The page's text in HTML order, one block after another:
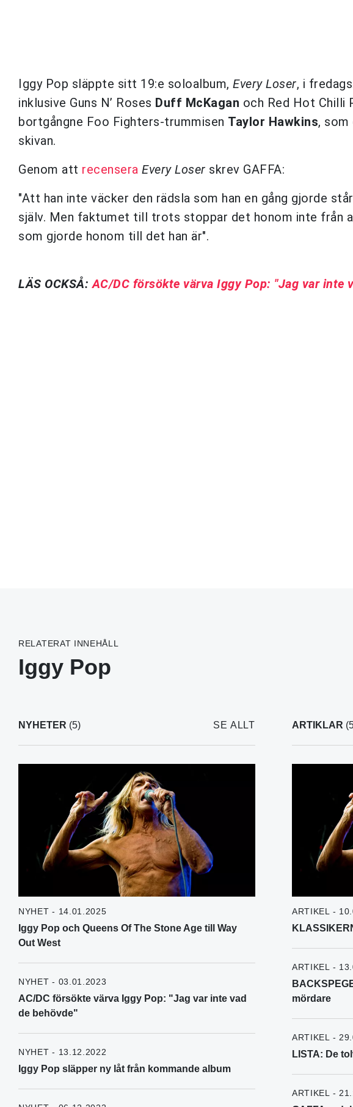
Iggy Pop släppte sitt 19:e soloalbum, Every Loser, i
inklusive Guns N’ Roses Duff McKagan och Red Hot Chilli
bortgångne Foo Fighters-trummisen Taylor Hawkins,
skivan.
Genom att recensera Every Loser skrev GAFFA:
"Att han inte väcker den rädsla som han en gång gjorde
själv. Men faktumet till trots stoppar det honom inte från
som gjorde honom till det han är".
LÄS OCKSÅ:AC/DC försökte värva Iggy Pop: "Jag var inte
RELATERAT INNEHÅLL
Iggy Pop
NYHETER (5) SE ALLT
NYHET - 14.01.2025
Iggy Pop och Queens Of The Stone Age till Way
Out West
NYHET - 03.01.2023
AC/DC försökte värva Iggy Pop: "Jag var inte vad
de behövde"
NYHET - 13.12.2022
Iggy Pop släpper ny låt från kommande album
ARTIKLAR
ARTIKEL -
ARTIKEL -
mördare
ARTIKEL -
LISTA: De
ARTIKEL -